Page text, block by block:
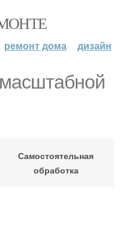
ремонт дома дизайн
Самостоятельная
обработка